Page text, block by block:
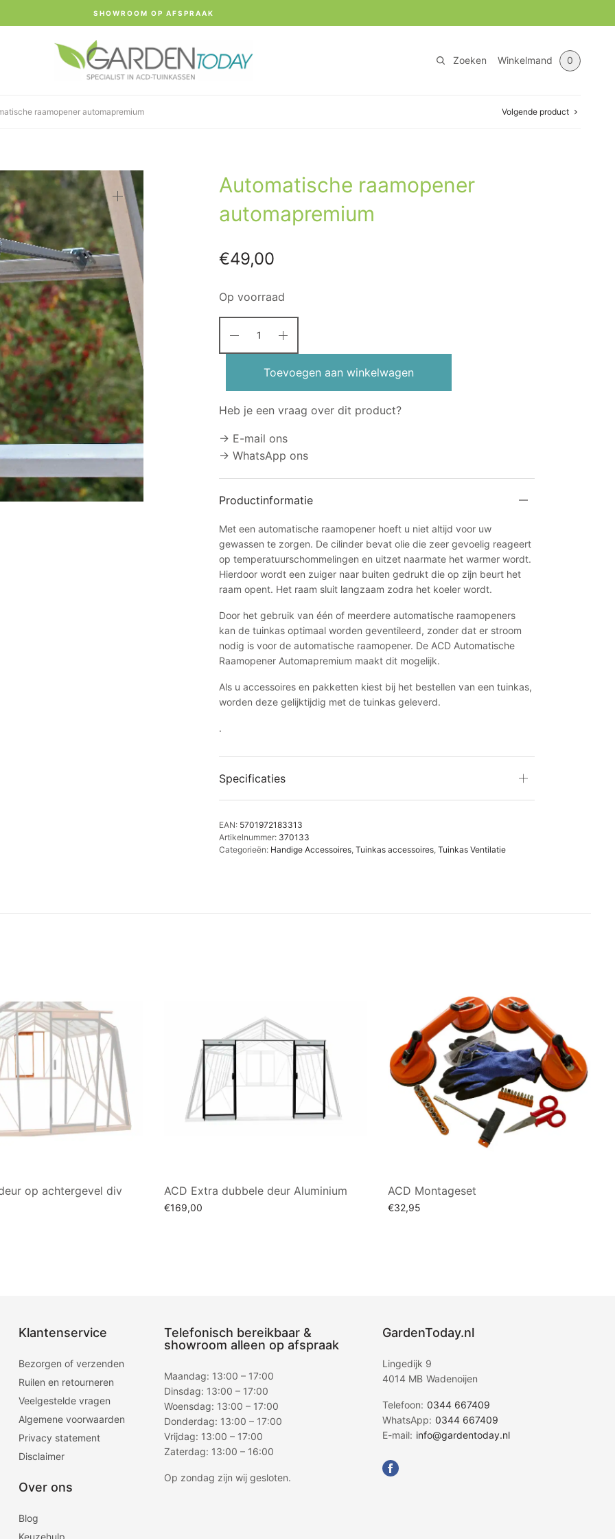
SHOWROOM OP AFSPRAAK
Zoeken Winkelmand 0
raamopener automapremium Volgende product
Automatische raamopener
automapremium
€49,00
Op voorraad
Toevoegen aan winkelwagen
Heb je een vraag over dit product?
→ E-mail ons
→ WhatsApp ons
Productinformatie
Met een automatische raamopener hoeft u niet altijd voor uw
gewassen te zorgen. De cilinder bevat olie die zeer gevoelig reageert
op temperatuurschommelingen en uitzet naarmate het warmer wordt.
Hierdoor wordt een zuiger naar buiten gedrukt die op zijn beurt het
raam opent. Het raam sluit langzaam zodra het koeler wordt.
Door het gebruik van één of meerdere automatische raamopeners
kan de tuinkas optimaal worden geventileerd, zonder dat er stroom
nodig is voor de automatische raamopener. De ACD Automatische
Raamopener Automapremium maakt dit mogelijk.
Als u accessoires en pakketten kiest bij het bestellen van een tuinkas,
worden deze gelijktijdig met de tuinkas geleverd.
.
Specificaties
EAN: 5701972183313
Artikelnummer: 370133
Categorieën: Handige Accessoires, Tuinkas accessoires, Tuinkas Ventilatie
op achtergevel div ACD Extra dubbele deur Aluminium
€169,00
ACD Montageset
€32,95
Klantenservice
Bezorgen of verzenden
Ruilen en retourneren
Veelgestelde vragen
Algemene voorwaarden
Privacy statement
Disclaimer
Over ons
Blog
Telefonisch bereikbaar &
showroom alleen op afspraak
Maandag: 13:00 – 17:00
Dinsdag: 13:00 – 17:00
Woensdag: 13:00 – 17:00
Donderdag: 13:00 – 17:00
Vrijdag: 13:00 – 17:00
Zaterdag: 13:00 – 16:00
Op zondag zijn wij gesloten.
GardenToday.nl
Lingedijk 9
4014 MB Wadenoijen
Telefoon: 0344 667409
WhatsApp: 0344 667409
E-mail: info@gardentoday.nl